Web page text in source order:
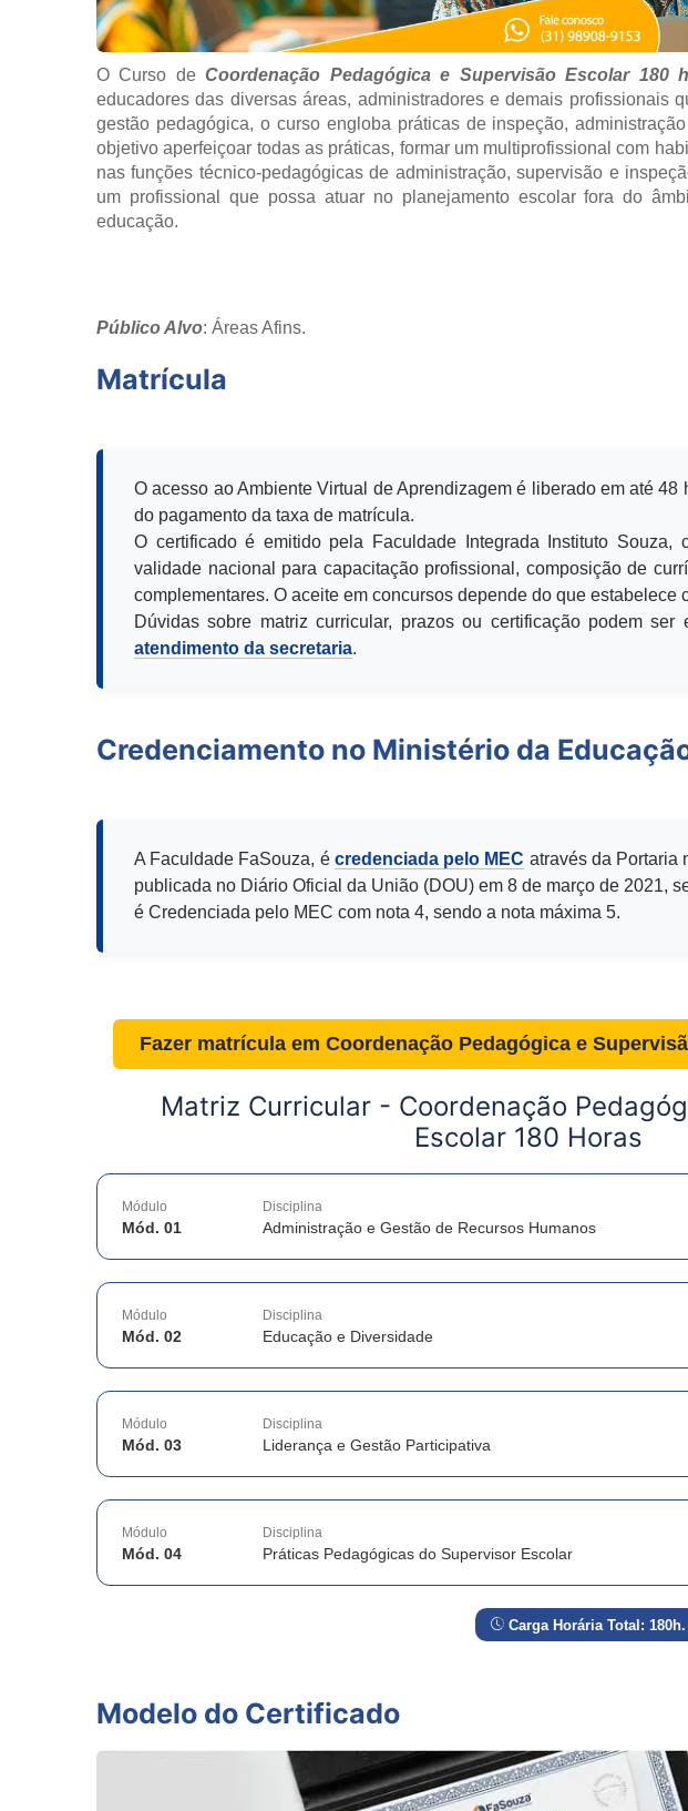
O Curso deCoordenação Pedagógica e Supervisão Escolar 180
educadores das diversas áreas, administradores e demais profissionais
gestão pedagógica, o curso engloba práticas de inspeção,
objetivo aperfeiçoar todas as práticas, formar um multiprofissional com
nas funções técnico-pedagógicas de administração, supervisão e
um profissional que possa atuar no planejamento escolar fora do
educação.
Público Alvo: Áreas Afins.
Matrícula
O acesso ao Ambiente Virtual de Aprendizagem é liberado em até 48
do pagamento da taxa de matrícula.
O certificado é emitido pela Faculdade Integrada Instituto Souza,
validade nacional para capacitação profissional, composição de
complementares. O aceite em concursos depende do que estabelece
Dúvidas sobre matriz curricular, prazos ou certificação podem ser
atendimento da secretaria.
Credenciamento no Ministério da
A Faculdade FaSouza, é credenciada pelo MEC através da Portaria
publicada no Diário Oficial da União (DOU) em 8 de março de 2021,
é Credenciada pelo MEC com nota 4, sendo a nota máxima 5.
Fazer matrícula em Coordenação Pedagógica e
Matriz Curricular - Coordenação
Escolar 180 Horas
Módulo
Mód. 01
Disciplina
Administração e Gestão de Recursos Humanos
Módulo
Mód. 02
Disciplina
Educação e Diversidade
Módulo
Mód. 03
Disciplina
Liderança e Gestão Participativa
Módulo
Mód. 04
Disciplina
Práticas Pedagógicas do Supervisor Escolar
Carga Horária Total: 180h.
Modelo do Certificado